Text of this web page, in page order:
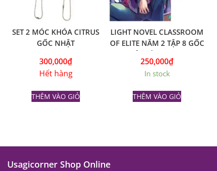
SET 2 MÓC KHÓA CITRUS
GỐC NHẬT
300,000₫
Hết hàng
THÊM VÀO GIỎ
LIGHT NOVEL CLASSROOM
OF ELITE NĂM 2 TẬP 8 GỐC
250,000₫
In stock
THÊM VÀO GIỎ
Usagicorner Shop Online